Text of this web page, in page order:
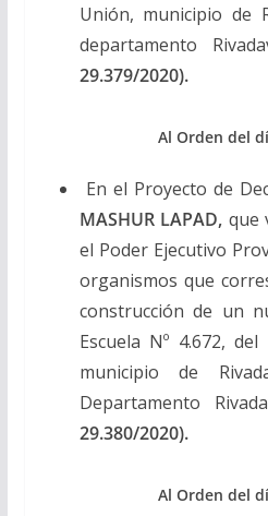
Unión, municipio de
departamento
29.379/2020).
Al Orden del
En el Proyecto de
MASHUR LAPAD, que
el Poder Ejecutivo
organismos que
construcción de un
Escuela Nº 4.672,
municipio de
Departamento
29.380/2020).
Al Orden del